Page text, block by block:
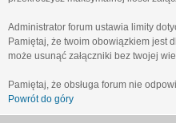
Administrator forum ustawia limity
Pamiętaj, że twoim obowiązkiem jest
może usunąć załączniki bez twojej
Pamiętaj, że obsługa forum nie
Powrót do góry